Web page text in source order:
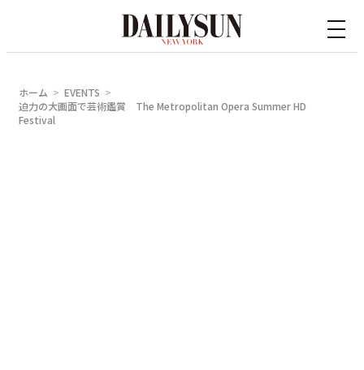
ホーム
EVENTS
迫力の大画面で芸術鑑賞 The Metropolitan Opera Summer HD
Festival